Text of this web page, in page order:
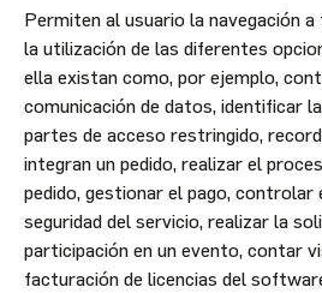
Permiten al usuario la navegación
la utilización de las diferentes
ella existan como, por ejemplo,
comunicación de datos, identificar
partes de acceso restringido,
integran un pedido, realizar el
pedido, gestionar el pago, controlar
seguridad del servicio, realizar la
participación en un evento, contar
facturación de licencias del